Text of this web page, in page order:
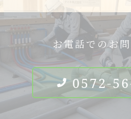
お電話でのお
0572-